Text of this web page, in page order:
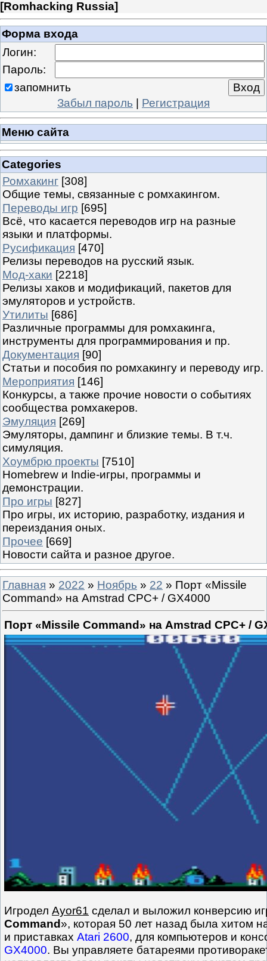
[Romhacking Russia]
Форма входа
Логин:
Пароль:
запомнить
Забыл пароль | Регистрация
Меню сайта
Categories
Ромхакинг [308]
Общие темы, связанные с ромхакингом.
Переводы игр [695]
Всё, что касается переводов игр на разные
языки и платформы.
Русификация [470]
Релизы переводов на русский язык.
Мод-хаки [2218]
Релизы хаков и модификаций, пакетов для
эмуляторов и устройств.
Утилиты [686]
Различные программы для ромхакинга,
инструменты для программирования и пр.
Документация [90]
Статьи и пособия по ромхакингу и переводу игр.
Мероприятия [146]
Конкурсы, а также прочие новости о событиях
сообщества ромхакеров.
Эмуляция [269]
Эмуляторы, дампинг и близкие темы. В т.ч.
симуляция.
Хоумбрю проекты [7510]
Homebrew и Indie-игры, программы и
демонстрации.
Про игры [827]
Про игры, их историю, разработку, издания и
переиздания оных.
Прочее [669]
Новости сайта и разное другое.
Главная » 2022 » Ноябрь » 22 » Порт «Missile
Command» на Amstrad CPC+ / GX4000
Порт «Missile Command» на Amstrad CPC+ /
Игродел Ayor61 сделал и выложил конверсию
Command», которая 50 лет назад была хитом
и приставках Atari 2600, для компьютеров и
GX4000. Вы управляете батареями